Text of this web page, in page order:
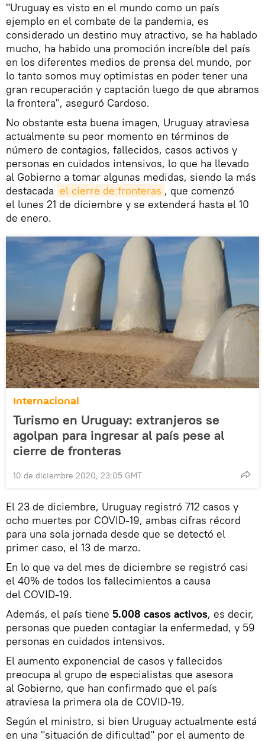
"Uruguay es visto en el mundo como un país
ejemplo en el combate de la pandemia, es
considerado un destino muy atractivo, se ha hablado
mucho, ha habido una promoción increíble del país
en los diferentes medios de prensa del mundo, por
lo tanto somos muy optimistas en poder tener una
gran recuperación y captación luego de que abramos
la frontera", aseguró Cardoso.
No obstante esta buena imagen, Uruguay atraviesa
actualmente su peor momento en términos de
número de contagios, fallecidos, casos activos y
personas en cuidados intensivos, lo que ha llevado
al Gobierno a tomar algunas medidas, siendo la más
destacada el cierre de fronteras , que comenzó
el lunes 21 de diciembre y se extenderá hasta el 10
de enero.
Internacional
Turismo en Uruguay: extranjeros se
agolpan para ingresar al país pese al
cierre de fronteras
10 de diciembre 2020, 23:05 GMT
El 23 de diciembre, Uruguay registró 712 casos y
ocho muertes por COVID-19, ambas cifras récord
para una sola jornada desde que se detectó el
primer caso, el 13 de marzo.
En lo que va del mes de diciembre se registró casi
el 40% de todos los fallecimientos a causa
del COVID-19.
Además, el país tiene 5.008 casos activos, es decir,
personas que pueden contagiar la enfermedad, y 59
personas en cuidados intensivos.
El aumento exponencial de casos y fallecidos
preocupa al grupo de especialistas que asesora
al Gobierno, que han confirmado que el país
atraviesa la primera ola de COVID-19.
Según el ministro, si bien Uruguay actualmente está
en una "situación de dificultad" por el aumento de